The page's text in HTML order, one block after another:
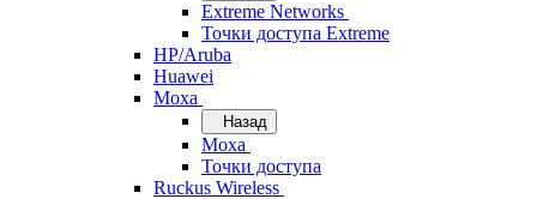
Extreme Networks
Точки доступа Extreme
HP/Aruba
Huawei
Moxa
Назад
Moxa
Точки доступа
Ruckus Wireless